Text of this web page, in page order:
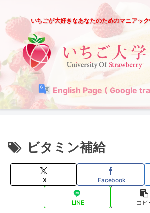
いちごが大好きなあなたのためのマニアッ
English Page ( Google
ビタミン補給
X Facebook
LINE コピ